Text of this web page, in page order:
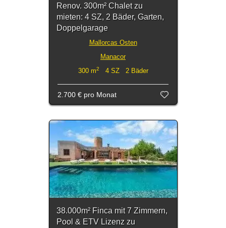
Renov. 300m² Chalet zu
mieten: 4 SZ, 2 Bäder, Garten,
Doppelgarage
Mallorcas Osten
Manacor
300 m2 4 SZ 2 Bäder
2.700 € pro Monat
38.000m² Finca mit 7 Zimmern,
Pool & ETV Lizenz zu